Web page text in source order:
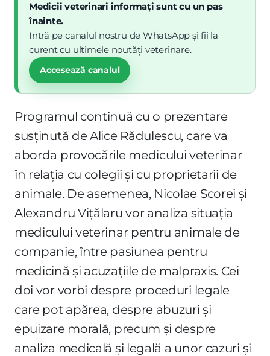
Medicii veterinari informați sunt cu un pas
înainte.
Intră pe canalul nostru de WhatsApp și fii la
curent cu ultimele noutăți veterinare.
Accesează canalul
Programul continuă cu o prezentare
susținută de Alice Rădulescu, care va
aborda provocările medicului veterinar
în relația cu colegii și cu proprietarii de
animale. De asemenea, Nicolae Scorei și
Alexandru Vițălaru vor analiza situația
medicului veterinar pentru animale de
companie, între pasiunea pentru
medicină și acuzațiile de malpraxis. Cei
doi vor vorbi despre proceduri legale
care pot apărea, despre abuzuri și
epuizare morală, precum și despre
analiza medicală și legală a unor cazuri și